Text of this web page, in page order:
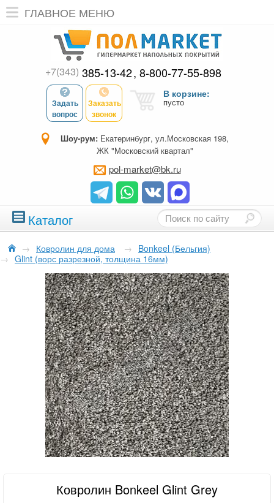
ГЛАВНОЕ МЕНЮ
+7(343) 385-13-42 8-800-77-55-898
Задать
вопрос
Заказать
звонок
В корзине:
пусто
Шоу-рум: Екатеринбург, ул.Московская 198,
ЖК "Московский квартал"
pol-market@bk.ru
Каталог
→ Ковролин для дома → Bonkeel (Бельгия)
→ Glint (ворс разрезной, толщина 16мм)
Ковролин Bonkeel Glint Grey